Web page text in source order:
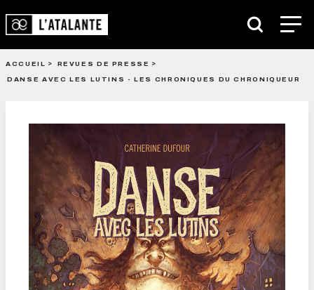
ACCUEIL
REVUES DE PRESSE
DANSE AVEC LES LUTINS - LES CHRONIQUES DU CHRONIQUEUR